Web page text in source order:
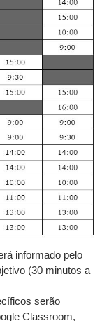
informado pelo
(30 minutos a
serão
Classroom,